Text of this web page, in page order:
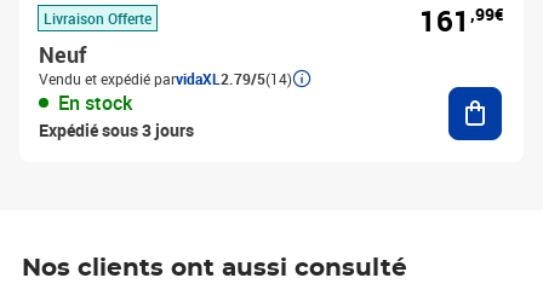
Livraison Offerte
Neuf
Vendu et expédié parvidaXL 2.79/5(14)
En stock
Expédié sous 3 jours
161 ,99€
Nos clients ont aussi consulté